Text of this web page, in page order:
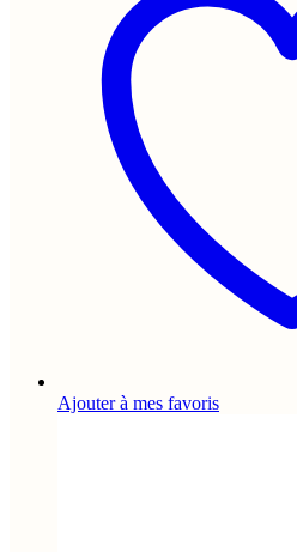
Ajouter à mes favoris